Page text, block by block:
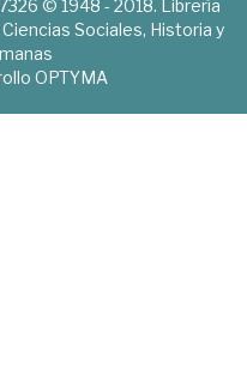
© 1948 - 2018. Librería
Sociales, Historia y
OPTYMA